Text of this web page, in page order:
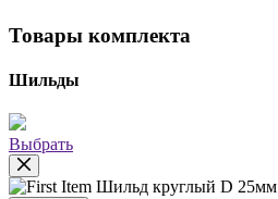
Товары комплекта
Шильды
Выбрать
Шильд круглый D 25мм